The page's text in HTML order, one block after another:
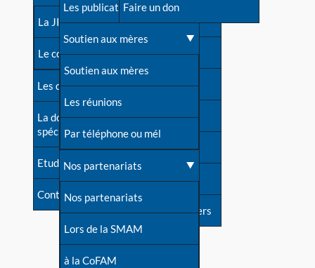
Les débuts
Une difficulté d'allaitement ?
Cas particuliers
Mythes et vérités
Devenir animatrice ?
Une question sur le site
La JIA
Le congrès
Les dossiers de l'allaitement
La documentation
spécialisée
Etudes récentes
Contact
Répertoire de tous les
contacts
Contact presse
Dossier de presse
Soutenir LLL
Livre d'or
Forum
S'inscrire à nos newsletters
Les publications
Soutien aux mères
Soutien aux mères
Les réunions
Par téléphone ou mél
Nos partenariats
Nos partenariats
Lors de la SMAM
à la CoFAM
Faire un don